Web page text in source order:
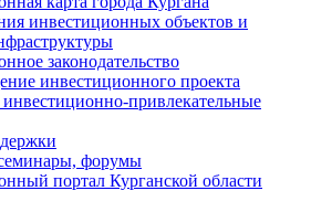
инвестиционных объектов и
законодательство
инвестиционного проекта
привлекательные
форумы
портал Курганской области